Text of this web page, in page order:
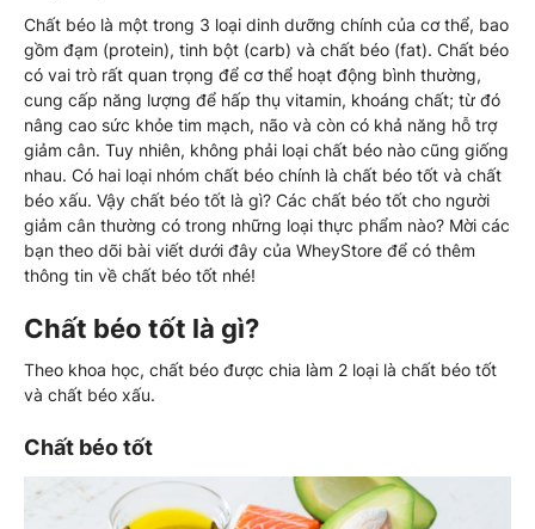
Chất béo là một trong 3 loại dinh dưỡng chính của cơ thể, bao
gồm đạm (protein), tinh bột (carb) và chất béo (fat). Chất béo
có vai trò rất quan trọng để cơ thể hoạt động bình thường,
cung cấp năng lượng để hấp thụ vitamin, khoáng chất; từ đó
nâng cao sức khỏe tim mạch, não và còn có khả năng hỗ trợ
giảm cân. Tuy nhiên, không phải loại chất béo nào cũng giống
nhau. Có hai loại nhóm chất béo chính là chất béo tốt và chất
béo xấu. Vậy chất béo tốt là gì? Các chất béo tốt cho người
giảm cân thường có trong những loại thực phẩm nào? Mời các
bạn theo dõi bài viết dưới đây của WheyStore để có thêm
thông tin về chất béo tốt nhé!
Chất béo tốt là gì?
Theo khoa học, chất béo được chia làm 2 loại là chất béo tốt
và chất béo xấu.
Chất béo tốt